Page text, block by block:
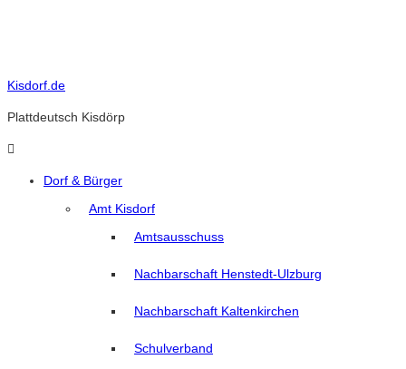
Kisdorf.de
Plattdeutsch Kisdörp
Dorf & Bürger
Amt Kisdorf
Amtsausschuss
Nachbarschaft Henstedt-Ulzburg
Nachbarschaft Kaltenkirchen
Schulverband